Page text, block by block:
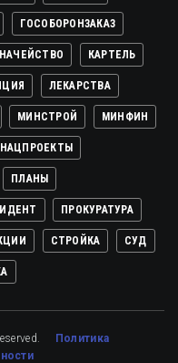
ГОСОБОРОНЗАКАЗ
КАРТЕЛЬ
ЛЕКАРСТВА
МИНСТРОЙ МИНФИН
НАЦПРОЕКТЫ
ПЛАНЫ
ПРОКУРАТУРА
СТРОЙКА СУД
Политика